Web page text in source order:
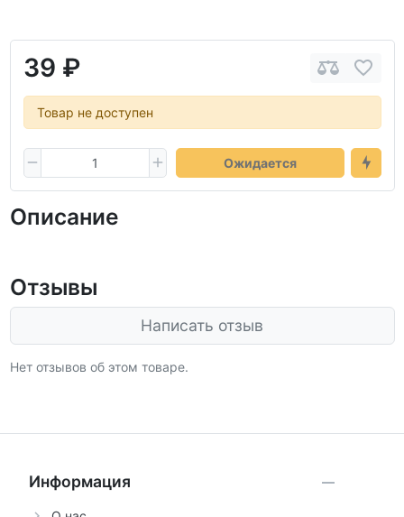
39 ₽
Товар не доступен
Ожидается
Описание
Отзывы
Написать отзыв
Нет отзывов об этом товаре.
Информация